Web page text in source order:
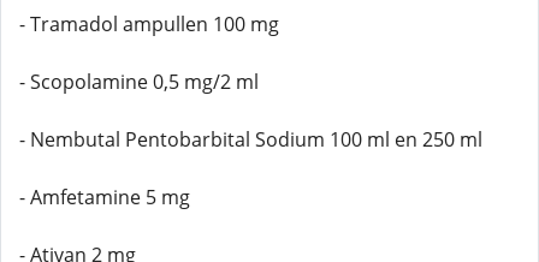
- Tramadol ampullen 100 mg
- Scopolamine 0,5 mg/2 ml
- Nembutal Pentobarbital Sodium 100 ml en 250 ml
- Amfetamine 5 mg
- Ativan 2 mg